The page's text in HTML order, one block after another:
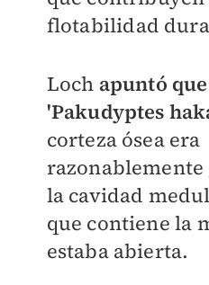
flotabilidad
Loch apuntó
'Pakudyptes
corteza ósea era
razonablemente
la cavidad
que contiene la
estaba abierta.